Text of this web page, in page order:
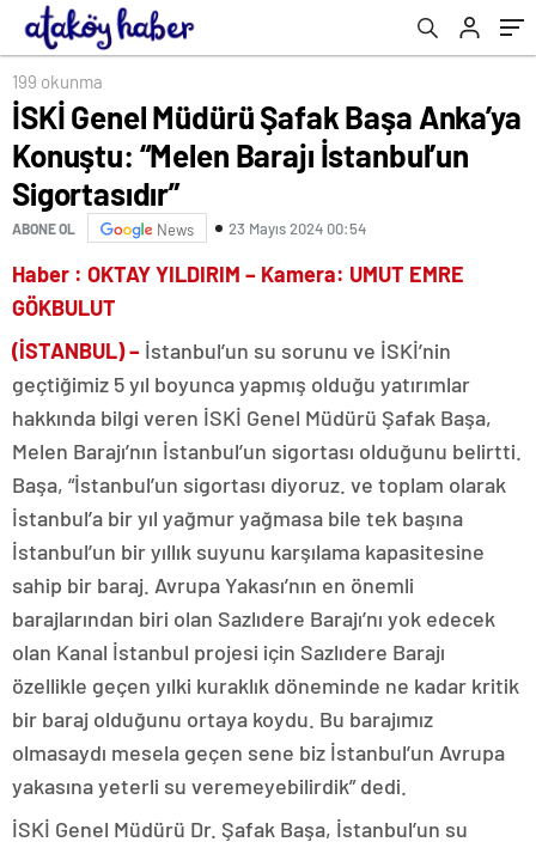
Sigortasıdır”
199 okunma
İSKİ Genel Müdürü Şafak Başa Anka’ya
Konuştu: “Melen Barajı İstanbul’un
Sigortasıdır”
ABONE OL News 23 Mayıs 2024 00:54
Haber : OKTAY YILDIRIM – Kamera: UMUT EMRE
GÖKBULUT
(İSTANBUL) – İstanbul’un su sorunu ve İSKİ’nin
geçtiğimiz 5 yıl boyunca yapmış olduğu yatırımlar
hakkında bilgi veren İSKİ Genel Müdürü Şafak Başa,
Melen Barajı’nın İstanbul’un sigortası olduğunu belirtti.
Başa, “İstanbul’un sigortası diyoruz. ve toplam olarak
İstanbul’a bir yıl yağmur yağmasa bile tek başına
İstanbul’un bir yıllık suyunu karşılama kapasitesine
sahip bir baraj. Avrupa Yakası’nın en önemli
barajlarından biri olan Sazlıdere Barajı’nı yok edecek
olan Kanal İstanbul projesi için Sazlıdere Barajı
özellikle geçen yılki kuraklık döneminde ne kadar kritik
bir baraj olduğunu ortaya koydu. Bu barajımız
olmasaydı mesela geçen sene biz İstanbul’un Avrupa
yakasına yeterli su veremeyebilirdik” dedi.
İSKİ Genel Müdürü Dr. Şafak Başa, İstanbul’un su